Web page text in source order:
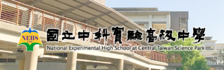
跳
轉
至
主
要